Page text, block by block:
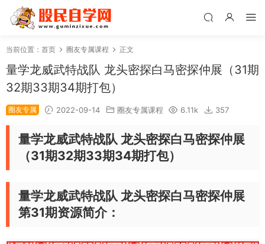
当前位置： 首页 圈友专属课程 正文
量学龙威武特战队 龙头密探白马密探仲展（31期
32期33期34期打包）
圈友专属 2022-09-14 圈友专属课程 6.11k 357
量学龙威武特战队 龙头密探白马密探仲展
（31期32期33期34期打包）
量学龙威武特战队 龙头密探白马密探仲展
第31期资源简介：